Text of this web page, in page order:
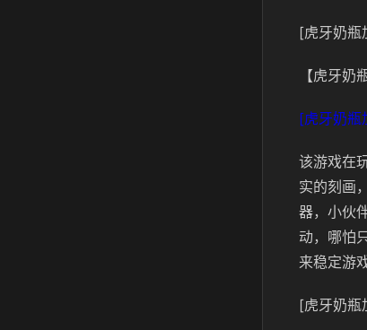
[虎牙奶瓶
【虎牙奶
[虎牙奶瓶
该游戏在
实的刻画
器，小伙
动，哪怕
来稳定游
[虎牙奶瓶